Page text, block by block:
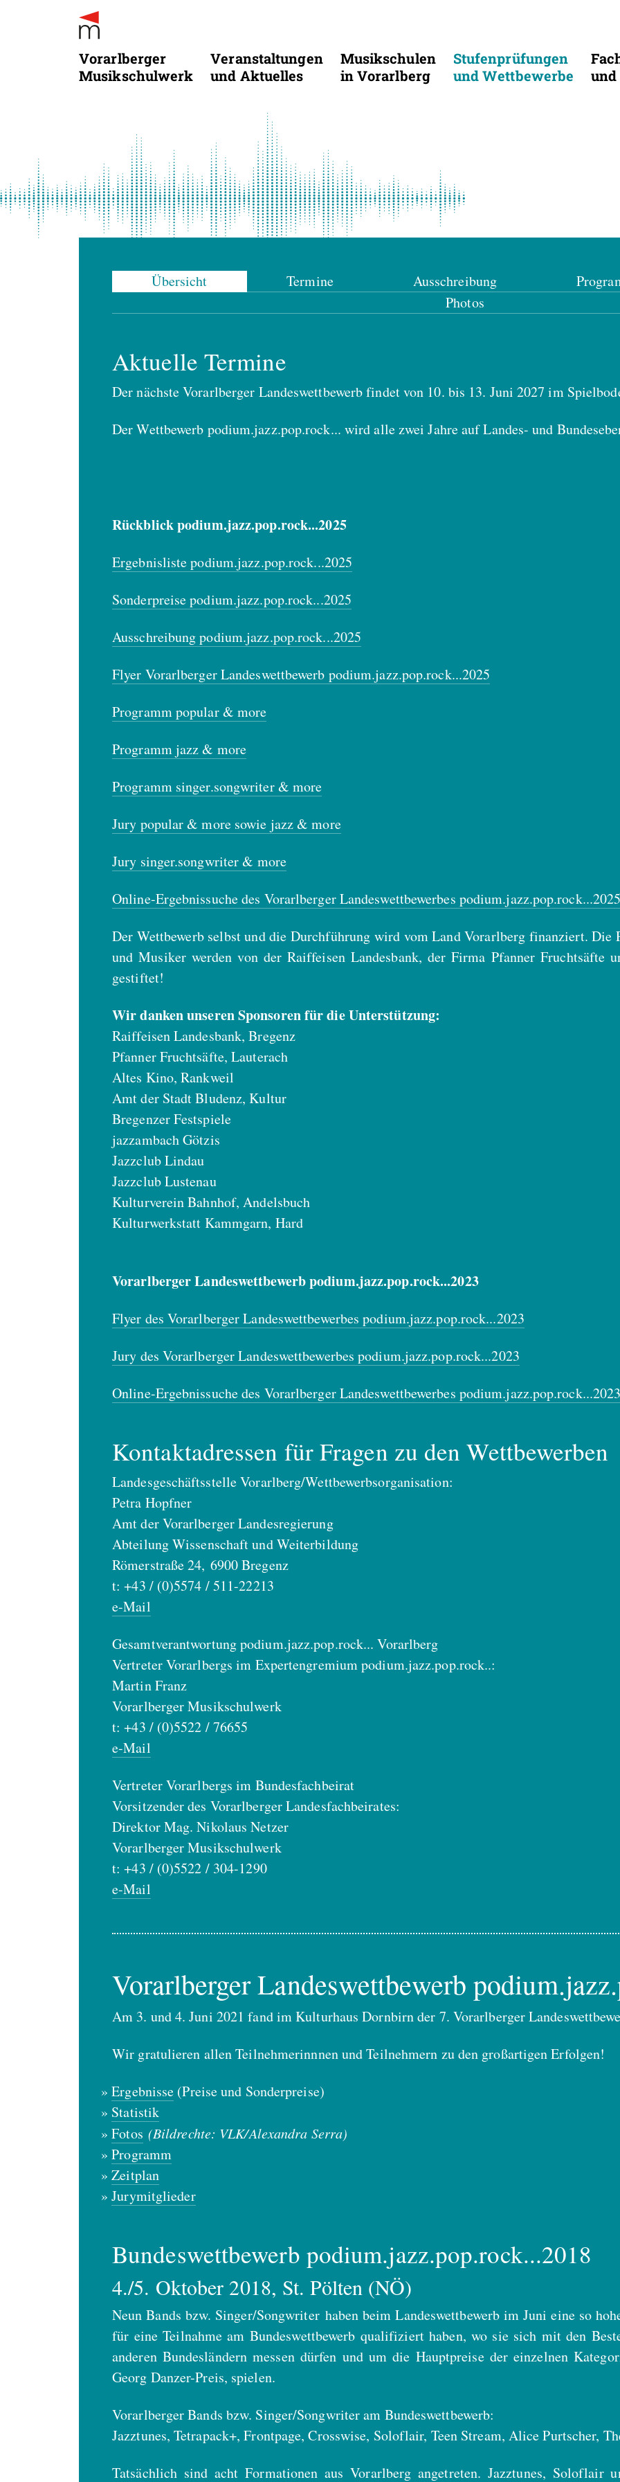
Vorarlberger
Musikschulwerk
Veranstaltungen
und Aktuelles
Musikschulen
in Vorarlberg
Stufenprüfungen
und Wettbewerbe
Übersicht Termine Ausschreibung
Photos
Aktuelle Termine
Der nächste Vorarlberger Landeswettbewerb findet von 10. bis 13. Juni 2027 im
Der Wettbewerb podium.jazz.pop.rock... wird alle zwei Jahre auf Landes- und
Rückblick podium.jazz.pop.rock...2025
Ergebnisliste podium.jazz.pop.rock...2025
Sonderpreise podium.jazz.pop.rock...2025
Ausschreibung podium.jazz.pop.rock...2025
Flyer Vorarlberger Landeswettbewerb podium.jazz.pop.rock...2025
Programm popular & more
Programm jazz & more
Programm singer.songwriter & more
Jury popular & more sowie jazz & more
Jury singer.songwriter & more
Online-Ergebnissuche des Vorarlberger Landeswettbewerbes
Der Wettbewerb selbst und die Durchführung wird vom Land Vorarlberg finanziert.
und Musiker werden von der Raiffeisen Landesbank, der Firma Pfanner Fruchtsäfte
gestiftet!
Wir danken unseren Sponsoren für die Unterstützung:
Raiffeisen Landesbank, Bregenz
Pfanner Fruchtsäfte, Lauterach
Altes Kino, Rankweil
Amt der Stadt Bludenz, Kultur
Bregenzer Festspiele
jazzambach Götzis
Jazzclub Lindau
Jazzclub Lustenau
Kulturverein Bahnhof, Andelsbuch
Kulturwerkstatt Kammgarn, Hard
Vorarlberger Landeswettbewerb podium.jazz.pop.rock...2023
Flyer des Vorarlberger Landeswettbewerbes podium.jazz.pop.rock...2023
Jury des Vorarlberger Landeswettbewerbes podium.jazz.pop.rock...2023
Online-Ergebnissuche des Vorarlberger Landeswettbewerbes
Kontaktadressen für Fragen zu den Wettbewerben
Landesgeschäftsstelle Vorarlberg/Wettbewerbsorganisation:
Petra Hopfner
Amt der Vorarlberger Landesregierung
Abteilung Wissenschaft und Weiterbildung
Römerstraße 24, 6900 Bregenz
t: +43 / (0)5574 / 511-22213
e-Mail
Gesamtverantwortung podium.jazz.pop.rock... Vorarlberg
Vertreter Vorarlbergs im Expertengremium podium.jazz.pop.rock..:
Martin Franz
Vorarlberger Musikschulwerk
t: +43 / (0)5522 / 76655
e-Mail
Vertreter Vorarlbergs im Bundesfachbeirat
Vorsitzender des Vorarlberger Landesfachbeirates:
Direktor Mag. Nikolaus Netzer
Vorarlberger Musikschulwerk
t: +43 / (0)5522 / 304-1290
e-Mail
Vorarlberger Landeswettbewerb
Am 3. und 4. Juni 2021 fand im Kulturhaus Dornbirn der 7. Vorarlberger
Wir gratulieren allen Teilnehmerinnnen und Teilnehmern zu den großartigen Erfolgen!
Ergebnisse (Preise und Sonderpreise)
Statistik
Fotos (Bildrechte: VLK/Alexandra Serra)
Programm
Zeitplan
Jurymitglieder
Bundeswettbewerb podium.jazz.pop.rock...2018
4./5. Oktober 2018, St. Pölten (NÖ)
Neun Bands bzw. Singer/Songwriter haben beim Landeswettbewerb im Juni eine so
für eine Teilnahme am Bundeswettbewerb qualifiziert haben, wo sie sich mit den
anderen Bundesländern messen dürfen und um die Hauptpreise der einzelnen
Georg Danzer-Preis, spielen.
Vorarlberger Bands bzw. Singer/Songwriter am Bundeswettbewerb:
Jazztunes, Tetrapack+, Frontpage, Crosswise, Soloflair, Teen Stream, Alice Purtscher,
Tatsächlich sind acht Formationen aus Vorarlberg angetreten. Jazztunes, Soloflair